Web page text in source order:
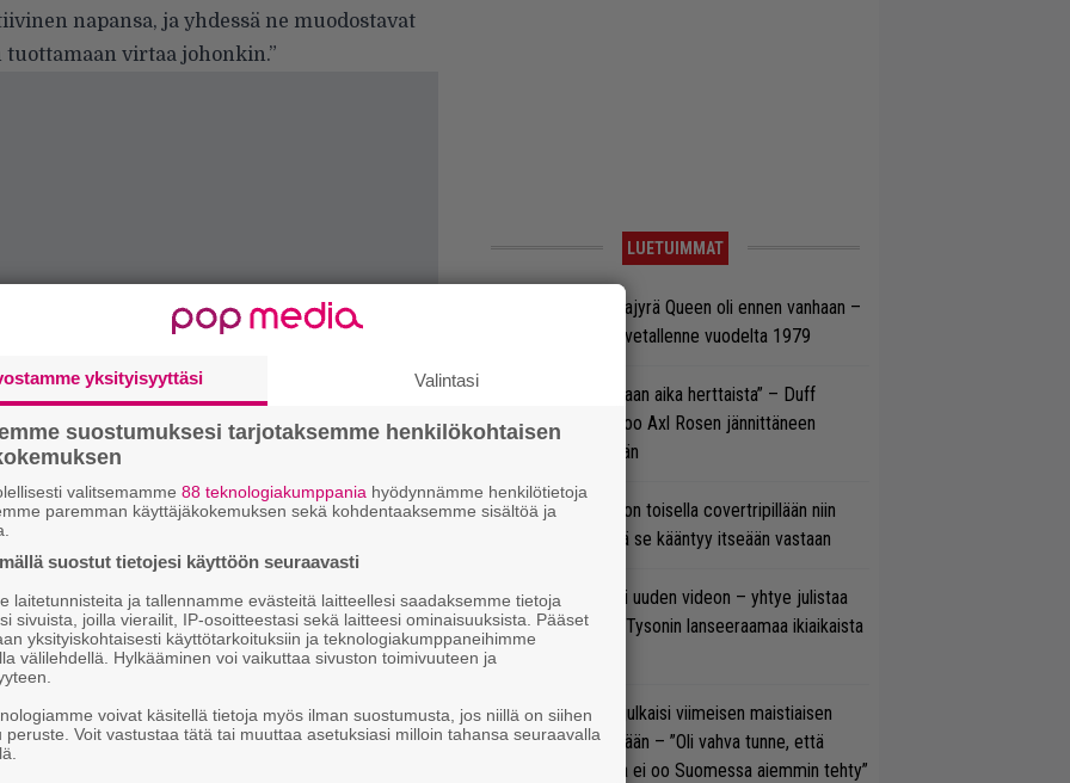
napansa, ja yhdessä ne muodostavat
virtaa johonkin.”
Kiss-fanitavaran koko(?) kirjon.
erilaista lisensoitua tuotetta”, mies hehkuttaa.
ja pelata Kiss-golfradalla. Meillä on
ruumisarkkuihin.”
LUETUIMMAT
Tällainen keikkajyrä Queen oli ennen vanhaan –
katso tulinen livetallenne vuodelta 1979
”Se oli oikeastaan aika herttaista” – Duff
McKagan kertoo Axl Rosen jännittäneen
AC/DC-pestiään
Arvio: Saimaa on toisella covertripillään niin
suvereeni, että se kääntyy itseään vastaan
Anthrax julkaisi uuden videon – yhtye julistaa
biisillään Mike Tysonin lanseeraamaa ikiaikaista
Marko Annala julkaisi viimeisen maistiaisen
soolodebyytiltään – ”Oli vahva tunne, että
tällaista musaa ei oo Suomessa aiemmin tehty”
yksityisyyttäsi Valintasi
suostumuksesi tarjotaksemme henkilökohtaisen
valitsemamme 88 teknologiakumppania hyödynnämme henkilötietoja
paremman käyttäjäkokemuksen sekä kohdentaaksemme sisältöä ja
suostut tietojesi käyttöön seuraavasti
laitetunnisteita ja tallennamme evästeitä laitteellesi saadaksemme tietoja
sivuista, joilla vierailit, IP-osoitteestasi sekä laitteesi ominaisuuksista. Pääset
yksityiskohtaisesti käyttötarkoituksiin ja teknologiakumppaneihimme
välilehdellä. Hylkääminen voi vaikuttaa sivuston toimivuuteen ja
voivat käsitellä tietoja myös ilman suostumusta, jos niillä on siihen
peruste. Voit vastustaa tätä tai muuttaa asetuksiasi milloin tahansa seuraavalla